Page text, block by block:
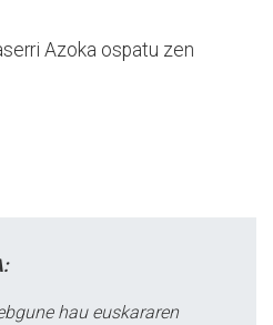
Azoka ospatu zen
hau euskararen